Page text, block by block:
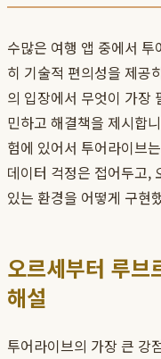
수많은 여행 앱 중에서
히 기술적 편의성을 제공
의 입장에서 무엇이 가장
민하고 해결책을 제시합
험에 있어서 투어라이브
데이터 걱정은 접어두고,
있는 환경을 어떻게 구현
오르세부터 루브
해설
투어라이브의 가장 큰 강